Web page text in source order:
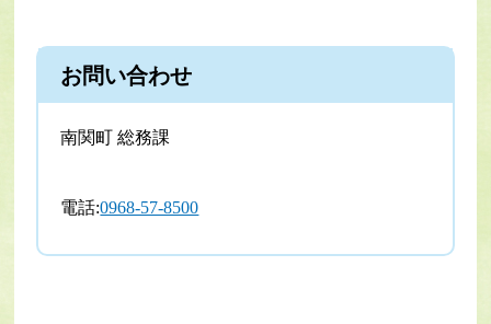
お問い合わせ
南関町 総務課
電話:0968-57-8500